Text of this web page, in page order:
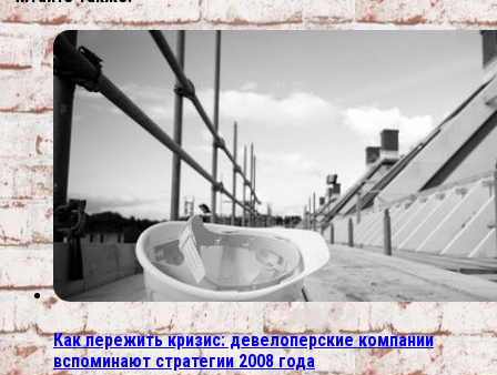
Как пережить кризис: девелоперские компании
вспоминают стратегии 2008 года